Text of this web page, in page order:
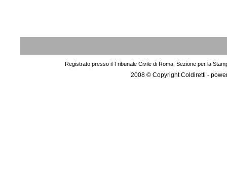
Registrato presso il Tribunale Civile di Roma, Sezione per la
2008 © Copyright Coldiretti -